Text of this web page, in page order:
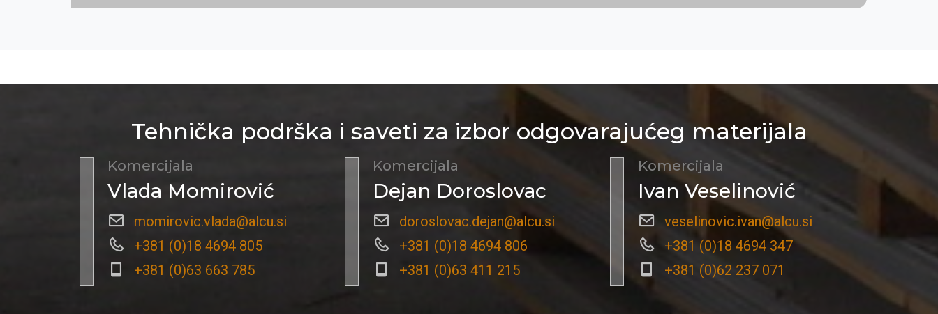
Tehnička podrška i saveti za izbor odgovarajućeg materijala
Komercijala
Vlada Momirović
momirovic.vlada@alcu.si
+381 (0)18 4694 805
+381 (0)63 663 785
Komercijala
Dejan Doroslovac
doroslovac.dejan@alcu.si
+381 (0)18 4694 806
+381 (0)63 411 215
Komercijala
Ivan Veselinović
veselinovic.ivan@alcu.si
+381 (0)18 4694 347
+381 (0)62 237 071